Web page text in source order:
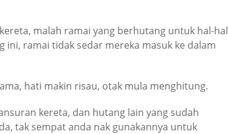
malah ramai yang berhutang untuk hal-hal
ramai tidak sedar mereka masuk ke dalam
hati makin risau, otak mula menghitung.
kereta, dan hutang lain yang sudah
tak sempat anda nak gunakannya untuk